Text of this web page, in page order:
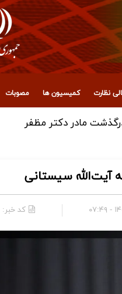
نظارت کمیسیون ها مصوبات
آیت‌الله سیستانی
کد خبر: